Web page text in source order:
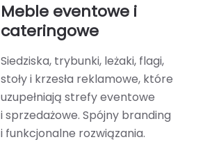
Meble eventowe i
cateringowe
Siedziska, trybunki, leżaki, flagi,
stoły i krzesła reklamowe, które
uzupełniają strefy eventowe
i sprzedażowe. Spójny branding
i funkcjonalne rozwiązania.